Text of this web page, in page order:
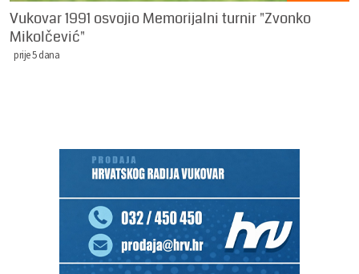
Vukovar 1991 osvojio Memorijalni turnir "Zvonko
Mikolčević"
prije 5 dana